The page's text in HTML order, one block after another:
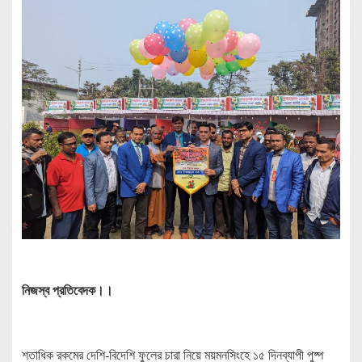
নিজস্ব প্রতিবেদক।।
শতাধিক রকমের দেশি-বিদেশি ফুলের চারা নিয়ে ময়মনসিংহে ১৫ দিনব্যাপী পুষ্প